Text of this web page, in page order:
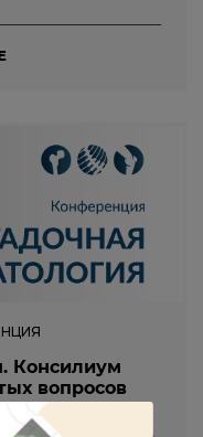
Консилиум
вопросов